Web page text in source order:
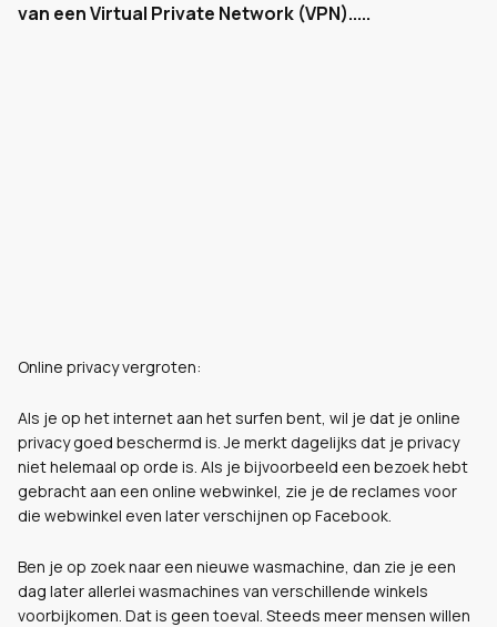
van een Virtual Private Network (VPN).....
Online privacy vergroten:
Als je op het internet aan het surfen bent, wil je dat je online
privacy goed beschermd is. Je merkt dagelijks dat je privacy
niet helemaal op orde is. Als je bijvoorbeeld een bezoek hebt
gebracht aan een online webwinkel, zie je de reclames voor
die webwinkel even later verschijnen op Facebook.
Ben je op zoek naar een nieuwe wasmachine, dan zie je een
dag later allerlei wasmachines van verschillende winkels
voorbijkomen. Dat is geen toeval. Steeds meer mensen willen